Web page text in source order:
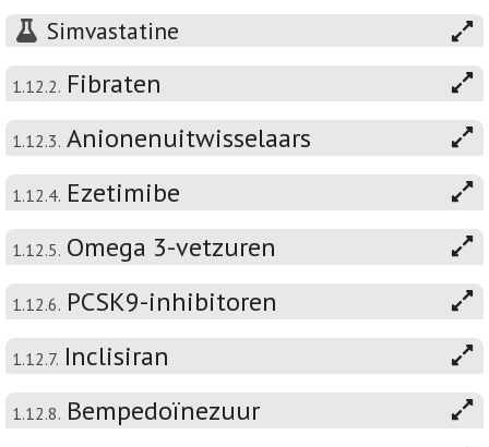
Simvastatine
1.12.2. Fibraten
1.12.3. Anionenuitwisselaars
1.12.4. Ezetimibe
1.12.5. Omega 3-vetzuren
1.12.6. PCSK9-inhibitoren
1.12.7. Inclisiran
1.12.8. Bempedoïnezuur